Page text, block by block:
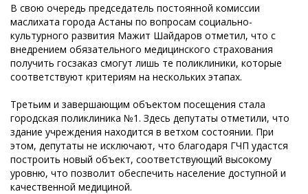
В свою очередь председатель постоянной комиссии
маслихата города Астаны по вопросам социально-
культурного развития Мажит Шайдаров отметил, что с
внедрением обязательного медицинского страхования
получить госзаказ смогут лишь те поликлиники, которые
соответствуют критериям на нескольких этапах.
Третьим и завершающим объектом посещения стала
городская поликлиника №1. Здесь депутаты отметили, что
здание учреждения находится в ветхом состоянии. При
этом, депутаты не исключают, что благодаря ГЧП удастся
построить новый объект, соответствующий высокому
уровню, что позволит обеспечить население доступной и
качественной медициной.